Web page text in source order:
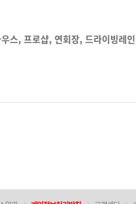
스, 프로샵, 연회장, 드라이빙레